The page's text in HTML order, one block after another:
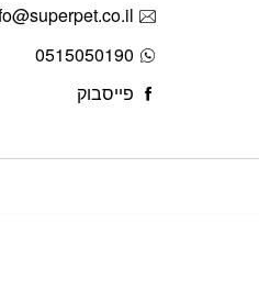
0515050190
פייסבוק